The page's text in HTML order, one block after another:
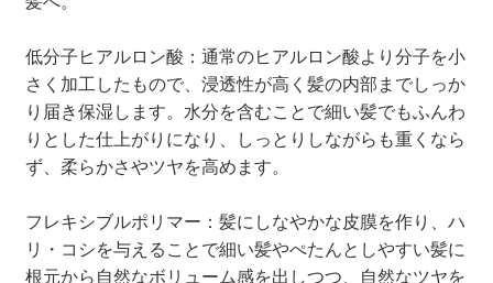
低分子ヒアルロン酸：通常のヒアルロン酸より分子を小
さく加工したもので、浸透性が高く髪の内部までしっか
り届き保湿します。水分を含むことで細い髪でもふんわ
りとした仕上がりになり、しっとりしながらも重くなら
ず、柔らかさやツヤを高めます。
フレキシブルポリマー：髪にしなやかな皮膜を作り、ハ
リ・コシを与えることで細い髪やぺたんとしやすい髪に
根元から自然なボリューム感を出しつつ、自然なツヤを